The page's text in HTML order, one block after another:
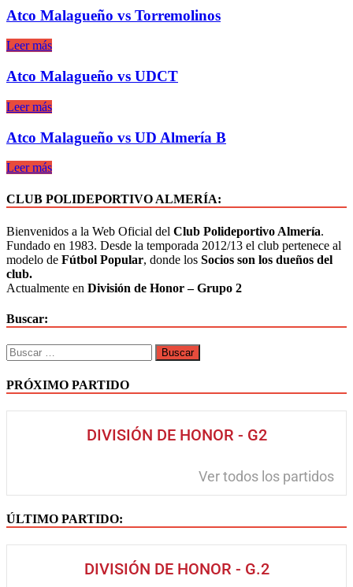
Atco Malagueño vs Torremolinos
Leer más
Atco Malagueño vs UDCT
Leer más
Atco Malagueño vs UD Almería B
Leer más
CLUB POLIDEPORTIVO ALMERÍA:
Bienvenidos a la Web Oficial del Club Polideportivo Almería.
Fundado en 1983. Desde la temporada 2012/13 el club pertenece al
modelo de Fútbol Popular, donde los Socios son los dueños del
club.
Actualmente en División de Honor – Grupo 2
Buscar:
PRÓXIMO PARTIDO
DIVISIÓN DE HONOR - G2
Ver todos los partidos
ÚLTIMO PARTIDO:
DIVISIÓN DE HONOR - G.2